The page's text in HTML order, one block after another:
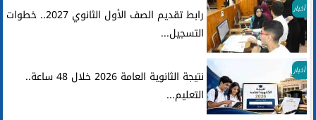
أخبار
رابط تقديم الصف الأول الثانوي 2027.. خطوات
التسجيل...
أخبار
نتيجة الثانوية العامة 2026 خلال 48 ساعة..
التعليم...